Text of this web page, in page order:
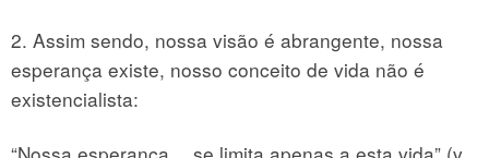
2. Assim sendo, nossa visão é abrangente, nossa
esperança existe, nosso conceito de vida não é
existencialista: